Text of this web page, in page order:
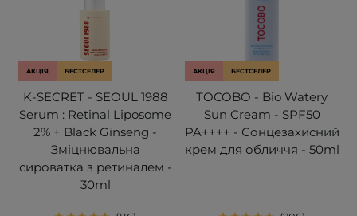
АКЦІЯ БЕСТСЕЛЕР
K-SECRET - SEOUL 1988
Serum : Retinal Liposome
2% + Black Ginseng -
Зміцнювальна
сироватка з ретиналем -
30ml
АКЦІЯ БЕСТСЕЛЕР
TOCOBO - Bio Watery
Sun Cream - SPF50
PA++++ - Сонцезахисний
крем для обличчя - 50ml